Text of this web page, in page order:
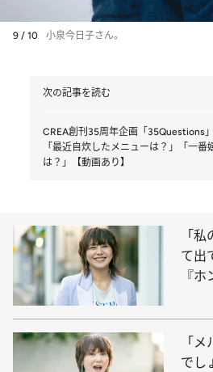
9 / 10 小泉今日子さん。
次の記事を読む
CREA創刊35周年企画「35Questions
「最近自炊したメニューは？」「一番
は？」【動画あり】
「
て出
『
ード”
「
でし